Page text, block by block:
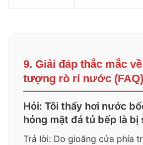
9. Giải đáp thắc mắc
tượng rò rỉ nước (FAQ)
Hỏi: Tôi thấy hơi nước
hỏng mặt đá tủ bếp là bị
Trả lời: Do gioăng cửa phía